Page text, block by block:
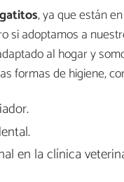
, ya que están
si adoptamos a
al hogar y
formas de higiene,
en la clínica